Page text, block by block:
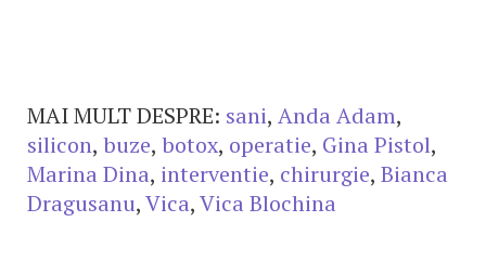
MAI MULT DESPRE: sani, Anda Adam,
silicon, buze, botox, operatie, Gina Pistol,
Marina Dina, interventie, chirurgie, Bianca
Dragusanu,Vica,Vica Blochina